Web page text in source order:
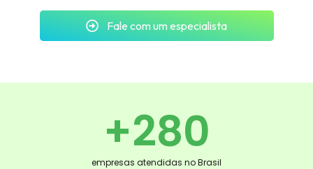
Fale com um especialista
empresas atendidas no Brasil
+280